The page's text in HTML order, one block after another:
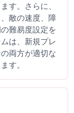
す。さらに、
敵の速度、障
難易度設定を
は、新規プレ
両方が適切な
す。